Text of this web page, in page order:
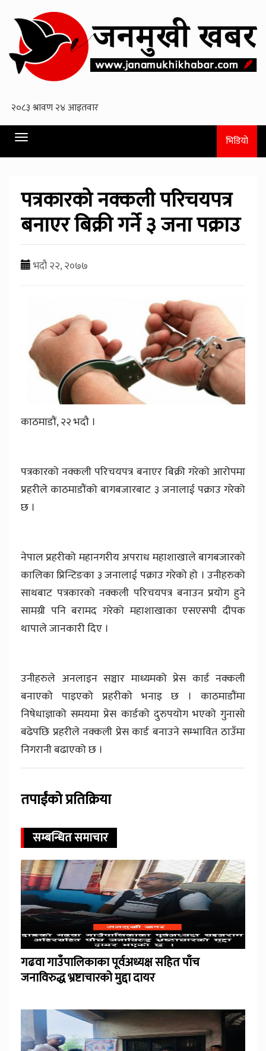
Toggle
navigation
भिडियो
पत्रकारको नक्कली परिचयपत्र
बनाएर बिक्री गर्ने ३ जना पक्राउ
भदौ २२, २०७७
काठमाडौं, २२ भदौ ।
पत्रकारको नक्कली परिचयपत्र बनाएर बिक्री गरेको आरोपमा
प्रहरीले काठमाडौंको बागबजारबाट ३ जनालाई पक्राउ गरेको
छ ।
नेपाल प्रहरीको महानगरीय अपराध महाशाखाले बागबजारको
कालिका प्रिन्टिङका ३ जनालाई पक्राउ गरेको हो । उनीहरुको
साथबाट पत्रकारको नक्कली परिचयपत्र बनाउन प्रयोग हुने
सामग्री पनि बरामद गरेको महाशाखाका एसएसपी दीपक
थापाले जानकारी दिए ।
उनीहरुले अनलाइन सञ्चार माध्यमको प्रेस कार्ड नक्कली
बनाएको पाइएको प्रहरीको भनाइ छ । काठमाडौंमा
निषेधाज्ञाको समयमा प्रेस कार्डको दुरुपयोग भएको गुनासो
बढेपछि प्रहरीले नक्कली प्रेस कार्ड बनाउने सम्भावित ठाउँमा
निगरानी बढाएको छ ।
तपाईंको प्रतिक्रिया
सम्बन्धित समाचार
गढवा गाउँपालिकाका पूर्वअध्यक्ष सहित पाँच
जनाविरुद्ध भ्रष्टाचारको मुद्दा दायर